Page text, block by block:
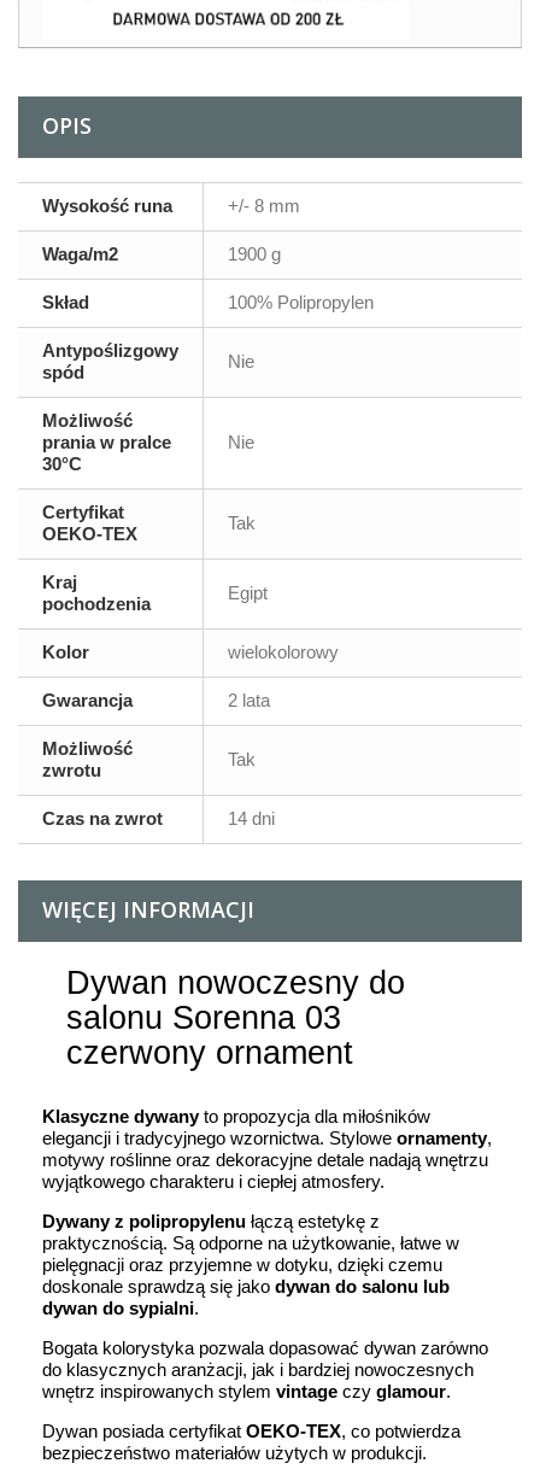
OPIS
Wysokość runa +/- 8 mm
Waga/m2 1900 g
Skład 100% Polipropylen
Antypoślizgowy
spód
Nie
Możliwość
prania w pralce
30°C
Nie
Certyfikat
OEKO-TEX
Tak
Kraj
pochodzenia
Egipt
Kolor wielokolorowy
Gwarancja 2 lata
Możliwość
zwrotu
Tak
Czas na zwrot 14 dni
WIĘCEJ INFORMACJI
Dywan nowoczesny do
salonu Sorenna 03
czerwony ornament
Klasyczne dywanyto propozycja dla miłośników
elegancji i tradycyjnego wzornictwa. Stylowe ornamenty,
motywy roślinne oraz dekoracyjne detale nadają wnętrzu
wyjątkowego charakteru i ciepłej atmosfery.
Dywany z polipropylenu łączą estetykę z
praktycznością. Są odporne na użytkowanie, łatwe w
pielęgnacji oraz przyjemne w dotyku, dzięki czemu
doskonale sprawdzą się jako dywan do salonu lub
dywan do sypialni.
Bogata kolorystyka pozwala dopasować dywan zarówno
do klasycznych aranżacji, jak i bardziej nowoczesnych
wnętrz inspirowanych stylem vintage czy glamour.
Dywan posiada certyfikat OEKO-TEX, co potwierdza
bezpieczeństwo materiałów użytych w produkcji.